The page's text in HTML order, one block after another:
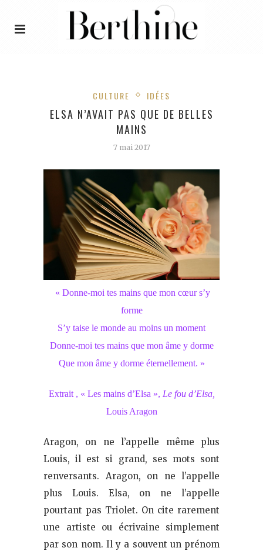
CULTURE IDÉES
ELSA N’AVAIT PAS QUE DE BELLES
MAINS
7 mai 2017
« Donne-moi tes mains que mon cœur s’y
forme
S’y taise le monde au moins un moment
Donne-moi tes mains que mon âme y dorme
Que mon âme y dorme éternellement. »
Extrait , « Les mains d’Elsa », Le fou d’Elsa,
Louis Aragon
Aragon, on ne l’appelle même plus
Louis, il est si grand, ses mots sont
renversants. Aragon, on ne l’appelle
plus Louis. Elsa, on ne l’appelle
pourtant pas Triolet. On cite rarement
une artiste ou écrivaine simplement
par son nom. Il y a souvent un prénom